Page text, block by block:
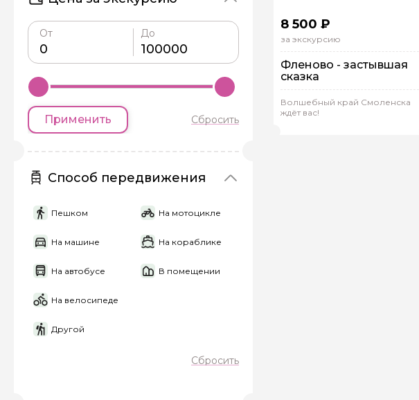
От До
Применить Сбросить
Способ передвижения
Пешком На мотоцикле
На машине На кораблике
На автобусе В помещении
На велосипеде
Другой
Сбросить
8 500 ₽
за экскурсию
Фленово - застывшая
сказка
Волшебный край Смоленска
ждёт вас!
На машине
Как вас зовут
Если у вас есть интересующие вопросы,
Я даю своё согласие на обработку